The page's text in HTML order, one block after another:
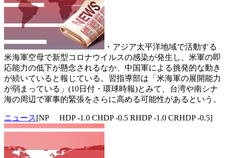
・アジア太平洋地域で活動する
米海軍空母で新型コロナウイルスの感染が発生し、米軍の即
応能力の低下が懸念されるなか、中国軍による挑発的な動き
が続いていると報じている。習指導部は「米海軍の展開能力
が弱まっている」(10日付・環球時報)とみて、台湾や南シナ
海の周辺で軍事的緊張をさらに高める可能性があるという。
ニュース[NP HDP -1.0 CHDP -0.5 RHDP -1.0 CRHDP -0.5]